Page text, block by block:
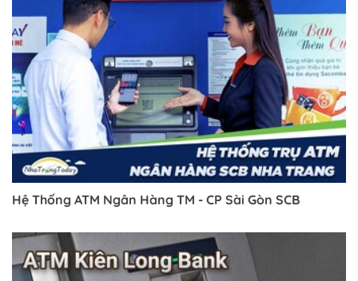
Hệ Thống ATM Ngân Hàng TM - CP Sài Gòn SCB